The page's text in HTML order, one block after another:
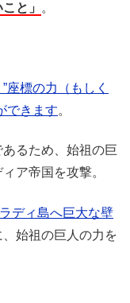
と」
。
座標の力（もしく
できます。
るため、始祖の巨
ア帝国を攻撃。
ディ島へ巨大な壁
始祖の巨人の力を